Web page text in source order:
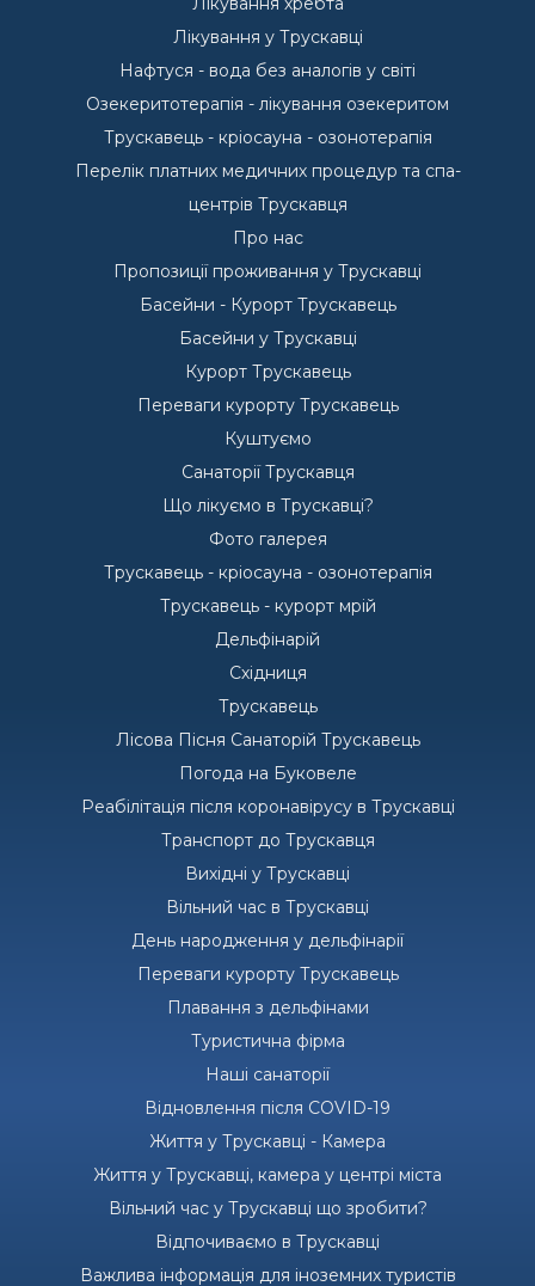
Лікування у Трускавці
Нафтуся - вода без аналогів у світі
Озекеритотерапія - лікування озекеритом
Трускавець - кріосауна - озонотерапія
Перелік платних медичних процедур та спа-
центрів Трускавця
Про нас
Пропозиції проживання у Трускавці
Басейни - Курорт Трускавець
Басейни у Трускавці
Курорт Трускавець
Переваги курорту Трускавець
Куштуємо
Санаторії Трускавця
Що лікуємо в Трускавці?
Фото галерея
Трускавець - кріосауна - озонотерапія
Трускавець - курорт мрій
Дельфінарій
Східниця
Трускавець
Лісова Пісня Санаторій Трускавець
Погода на Буковеле
Реабілітація після коронавірусу в Трускавці
Транспорт до Трускавця
Вихідні у Трускавці
Вільний час в Трускавці
День народження у дельфінарії
Переваги курорту Трускавець
Плавання з дельфінами
Туристична фірма
Наші санаторії
Відновлення після COVID-19
Життя у Трускавці - Камера
Життя у Трускавці, камера у центрі міста
Вільний час у Трускавці що зробити?
Відпочиваємо в Трускавці
Важлива інформація для іноземних туристів